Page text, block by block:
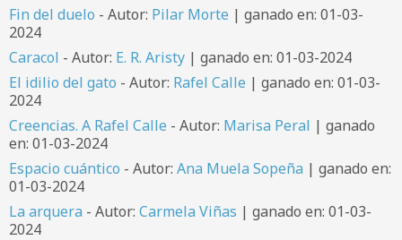
Fin del duelo - Autor: Pilar Morte | ganado en: 01-03-
2024
Caracol - Autor: E. R. Aristy | ganado en: 01-03-2024
El idilio del gato - Autor: Rafel Calle | ganado en: 01-03-
2024
Creencias. A Rafel Calle - Autor: Marisa Peral | ganado
en: 01-03-2024
Espacio cuántico - Autor: Ana Muela Sopeña | ganado en:
01-03-2024
La arquera - Autor: Carmela Viñas | ganado en: 01-03-
2024